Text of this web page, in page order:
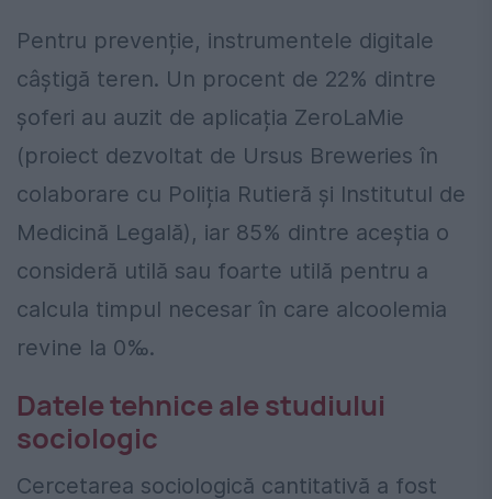
Pentru prevenție, instrumentele digitale
câștigă teren. Un procent de 22% dintre
șoferi au auzit de aplicația ZeroLaMie
(proiect dezvoltat de Ursus Breweries în
colaborare cu Poliția Rutieră și Institutul de
Medicină Legală), iar 85% dintre aceștia o
consideră utilă sau foarte utilă pentru a
calcula timpul necesar în care alcoolemia
revine la 0‰.
Datele tehnice ale studiului
sociologic
Cercetarea sociologică cantitativă a fost